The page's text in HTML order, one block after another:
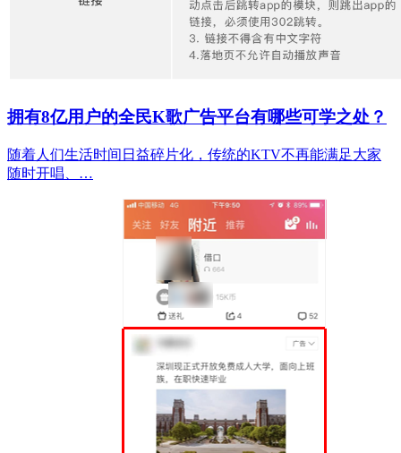
拥有8亿用户的全民K歌广告平台有哪些可学之处？
随着人们生活时间日益碎片化，传统的KTV不再能满足大家
随时开唱、…